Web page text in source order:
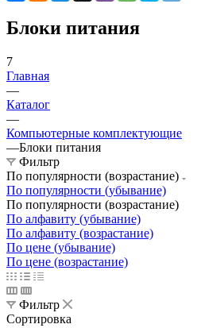
Блоки питания
7
Главная
—
Каталог
—
Компьютерные комплектующие
—Блоки питания
Фильтр
По популярности (возрастание)
По популярности (убывание)
По популярности (возрастание)
По алфавиту (убывание)
По алфавиту (возрастание)
По цене (убывание)
По цене (возрастание)
Фильтр
Сортировка